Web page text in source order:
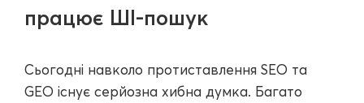
працює ШІ-пошук
Сьогодні навколо протиставлення SEO та
GEO існує серйозна хибна думка. Багато